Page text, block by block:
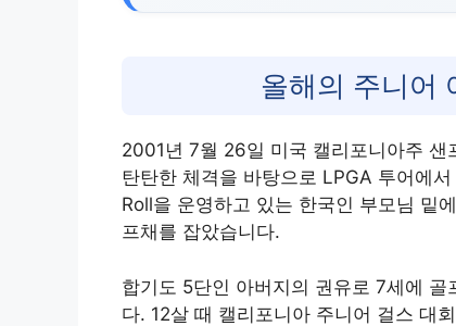
올해의 주니어
2001년 7월 26일 미국 캘리포니아주 샌
탄탄한 체격을 바탕으로 LPGA 투어에
Roll을 운영하고 있는 한국인 부모님 밑
프채를 잡았습니다.
합기도 5단인 아버지의 권유로 7세에
다. 12살 때 캘리포니아 주니어 걸스 대